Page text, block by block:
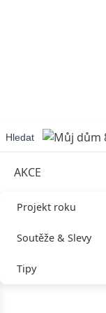
AKCE
Projekt roku
Soutěže & Slevy
Tipy